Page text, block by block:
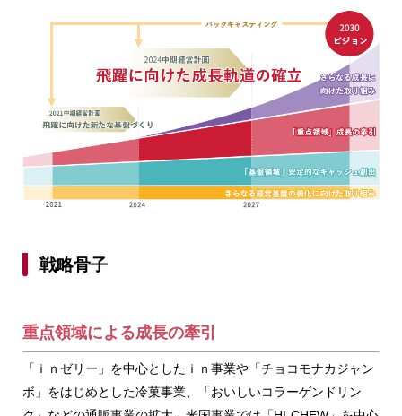
戦略骨子
重点領域による成長の牽引
「ｉｎゼリー」を中心としたｉｎ事業や「チョコモナカジャン
ボ」をはじめとした冷菓事業、「おいしいコラーゲンドリン